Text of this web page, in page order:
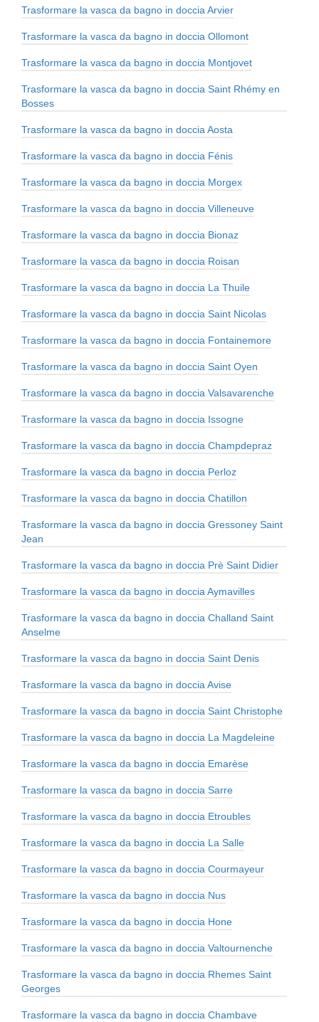
Trasformare la vasca da bagno in doccia Arvier
Trasformare la vasca da bagno in doccia Ollomont
Trasformare la vasca da bagno in doccia Montjovet
Trasformare la vasca da bagno in doccia Saint Rhémy en
Bosses
Trasformare la vasca da bagno in doccia Aosta
Trasformare la vasca da bagno in doccia Fénis
Trasformare la vasca da bagno in doccia Morgex
Trasformare la vasca da bagno in doccia Villeneuve
Trasformare la vasca da bagno in doccia Bionaz
Trasformare la vasca da bagno in doccia Roisan
Trasformare la vasca da bagno in doccia La Thuile
Trasformare la vasca da bagno in doccia Saint Nicolas
Trasformare la vasca da bagno in doccia Fontainemore
Trasformare la vasca da bagno in doccia Saint Oyen
Trasformare la vasca da bagno in doccia Valsavarenche
Trasformare la vasca da bagno in doccia Issogne
Trasformare la vasca da bagno in doccia Champdepraz
Trasformare la vasca da bagno in doccia Perloz
Trasformare la vasca da bagno in doccia Chatillon
Trasformare la vasca da bagno in doccia Gressoney Saint
Jean
Trasformare la vasca da bagno in doccia Prè Saint Didier
Trasformare la vasca da bagno in doccia Aymavilles
Trasformare la vasca da bagno in doccia Challand Saint
Anselme
Trasformare la vasca da bagno in doccia Saint Denis
Trasformare la vasca da bagno in doccia Avise
Trasformare la vasca da bagno in doccia Saint Christophe
Trasformare la vasca da bagno in doccia La Magdeleine
Trasformare la vasca da bagno in doccia Emarèse
Trasformare la vasca da bagno in doccia Sarre
Trasformare la vasca da bagno in doccia Etroubles
Trasformare la vasca da bagno in doccia La Salle
Trasformare la vasca da bagno in doccia Courmayeur
Trasformare la vasca da bagno in doccia Nus
Trasformare la vasca da bagno in doccia Hone
Trasformare la vasca da bagno in doccia Valtournenche
Trasformare la vasca da bagno in doccia Rhemes Saint
Georges
Trasformare la vasca da bagno in doccia Chambave